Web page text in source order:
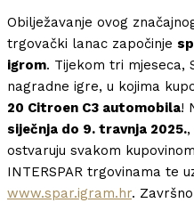
Obilježavanje ovog
trgovački lanac započinje
igrom. Tijekom tri mjeseca,
nagradne igre, u kojima
20 Citroen C3 automobila!
siječnja do 9. travnja 2025.
ostvaruju svakom
INTERSPAR trgovinama te
www.spar.igram.hr.